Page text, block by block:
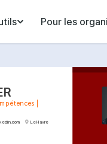
Pour les
|
Le Havre